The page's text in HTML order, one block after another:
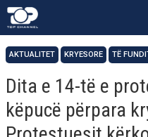
AKTUALITET KRYESORE TË
Dita e 14-të e
këpucë përpara